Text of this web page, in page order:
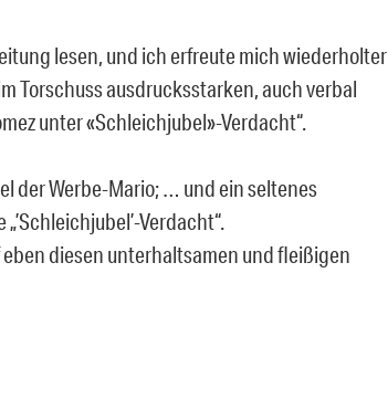
lesen, und ich erfreute mich wiederholter
Torschuss ausdrucksstarken, auch verbal
unter «Schleichjubel»-Verdacht“.
der Werbe-Mario; … und ein seltenes
Verdacht“.
diesen unterhaltsamen und fleißigen